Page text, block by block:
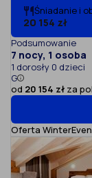
Śniadanie i
20 154 zł
Podsumowanie
7 nocy, 1 osoba
1 dorosły 0 dzieci
G
od 20 154 zł za
Oferta